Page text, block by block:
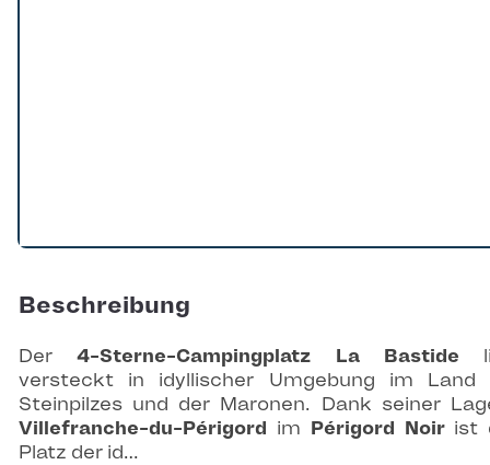
Beschreibung
Der4-Sterne-Campingplatz La Bastide
versteckt in idyllischer Umgebung im Land
Steinpilzes und der Maronen. Dank seiner
Villefranche-du-Périgord im Périgord Noirist
Platz der id…